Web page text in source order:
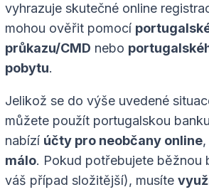
vyhrazuje skutečné online
mohou ověřit pomocí
průkazu/CMD nebo
pobytu.
Jelikož se do výše uvedené
můžete použít portugalskou
nabízí účty pro neobčany online
málo. Pokud potřebujete běžnou
váš případ složitější), musíte